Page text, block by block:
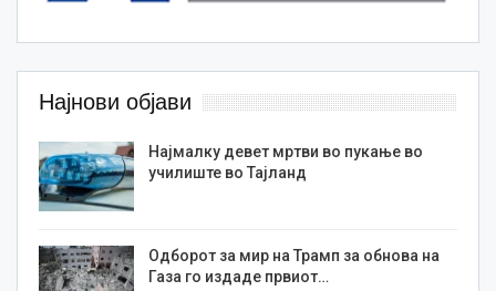
Најнови објави
Најмалку девет мртви во пукање во
училиште во Тајланд
Одборот за мир на Трамп за обнова на
Газа го издаде првиот…